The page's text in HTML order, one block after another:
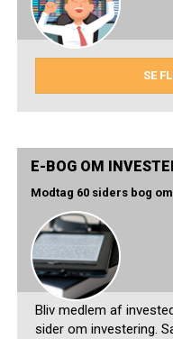
SE
E-BOG OM
Modtag 60 siders bog
Bliv medlem af
sider om investering.